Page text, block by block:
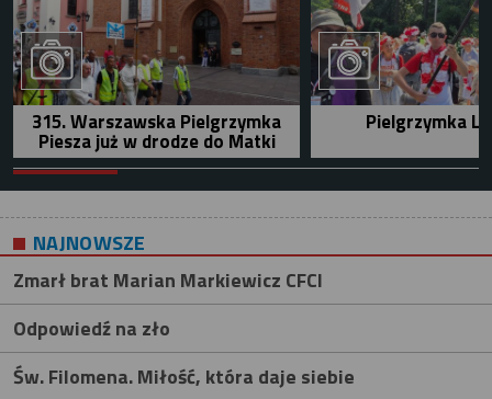
315. Warszawska Pielgrzymka
Piesza już w drodze do Matki
Pielgrzymka
NAJNOWSZE
Zmarł brat Marian Markiewicz CFCI
Odpowiedź na zło
Św. Filomena. Miłość, która daje siebie